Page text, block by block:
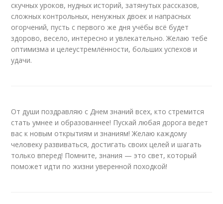
скучных уроков, нудных историй, затянутых рассказов,
сложных контрольных, ненужных двоек и напрасных
огорчений, пусть с первого же дня учёбы всё будет
здорово, весело, интересно и увлекательно. Желаю тебе
оптимизма и целеустремлённости, больших успехов и
удачи.
От души поздравляю с Днем знаний всех, кто стремится
стать умнее и образованнее! Пускай любая дорога ведет
вас к новым открытиям и знаниям! Желаю каждому
человеку развиваться, достигать своих целей и шагать
только вперед! Помните, знания — это свет, который
поможет идти по жизни уверенной походкой!